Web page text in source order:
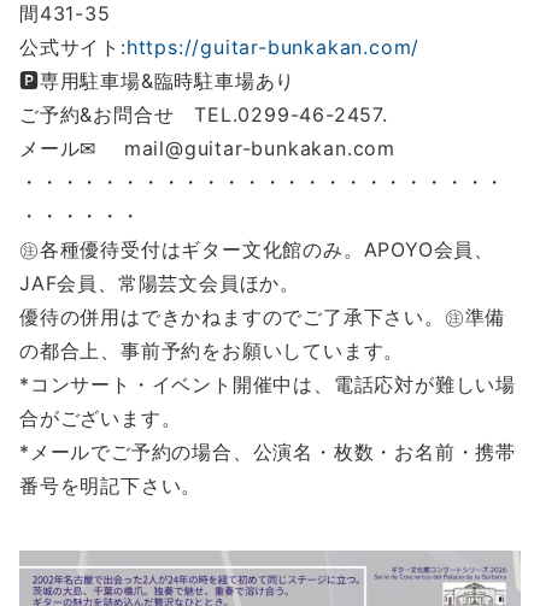
間431-35
公式サイト:https://guitar-bunkakan.com/
🅿専用駐車場&臨時駐車場あり
ご予約&お問合せ TEL.0299-46-2457.
メール✉ mail@guitar-bunkakan.com
・・・・・・・・・・・・・・・・・・・・・・・・
・・・・・・
㊟各種優待受付はギター文化館のみ。APOYO会員、
JAF会員、常陽芸文会員ほか。
優待の併用はできかねますのでご了承下さい。㊟準備
の都合上、事前予約をお願いしています。
*コンサート・イベント開催中は、電話応対が難しい場
合がございます。
*メールでご予約の場合、公演名・枚数・お名前・携帯
番号を明記下さい。